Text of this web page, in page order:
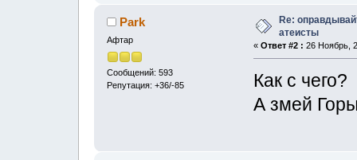
Park
Афтар
Сообщений: 593
Репутация: +36/-85
Re:
атеисты
« Ответ #2 : 26 Ноябрь,
Как с чего?
А змей